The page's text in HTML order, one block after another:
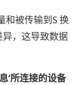
和被传输到S 换
，这导致数据
‘所连接的设备